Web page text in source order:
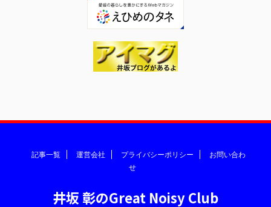
記事一覧 運営会社 プライバシーポリシー
お問い合わ
せ
井坂 彰のGreat Noisy Club